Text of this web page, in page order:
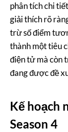
phân tích chi
giải thích rõ
trừ số điểm
thành một tiêu
điện tử mà còn
đang được đề
Kế hoạch
Season 4